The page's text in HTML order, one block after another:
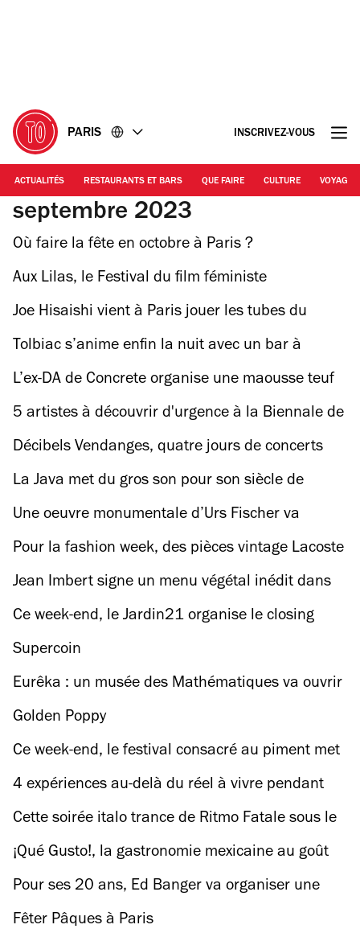
PARIS INSCRIVEZ-VOUS
ACTUALITÉS RESTAURANTS ET BARS QUE FAIRE CULTURE VOYAGE
septembre 2023
Où faire la fête en octobre à Paris ?
Aux Lilas, le Festival du film féministe
déconstruit les injonctions
Joe Hisaishi vient à Paris jouer les tubes du
Studio Ghibli avec un orchestre symphonique
Tolbiac s’anime enfin la nuit avec un bar à
cocktails et un club caché !
L’ex-DA de Concrete organise une maousse teuf
techno dans un ancien fort militaire
5 artistes à découvrir d'urgence à la Biennale de
Paname
Décibels Vendanges, quatre jours de concerts
gratuits dans le 18e
La Java met du gros son pour son siècle de
bamboche
Une oeuvre monumentale d’Urs Fischer va
déferler sur la place Vendôme
Pour la fashion week, des pièces vintage Lacoste
en exclu dans le Marais
Jean Imbert signe un menu végétal inédit dans
la cour du Plaza Athénée
Ce week-end, le Jardin21 organise le closing
officiel de l’été
Supercoin
Eurêka : un musée des Mathématiques va ouvrir
ce week-end à Paris
Golden Poppy
Ce week-end, le festival consacré au piment met
le feu au 17e
4 expériences au-delà du réel à vivre pendant
Némo, la Biennale d'arts numériques
Cette soirée italo trance de Ritmo Fatale sous le
périph s’annonce titanesque
¡Qué Gusto!, la gastronomie mexicaine au goût
du jour
Pour ses 20 ans, Ed Banger va organiser une
soirée dans un… cirque !
Fêter Pâques à Paris